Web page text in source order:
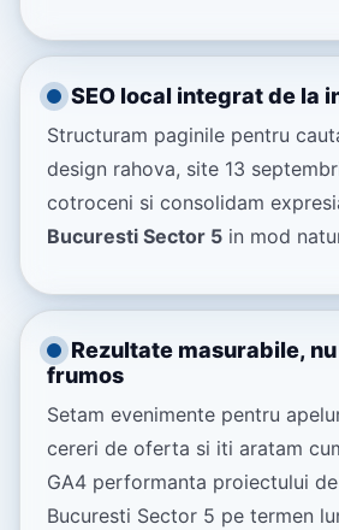
SEO local integrat de la
Structuram paginile pentru
design rahova, site 13
cotroceni si consolidam
Bucuresti Sector 5 in mod
Rezultate masurabile,
frumos
Setam evenimente pentru
cereri de oferta si iti aratam
GA4 performanta proiectului
Bucuresti Sector 5 pe termen